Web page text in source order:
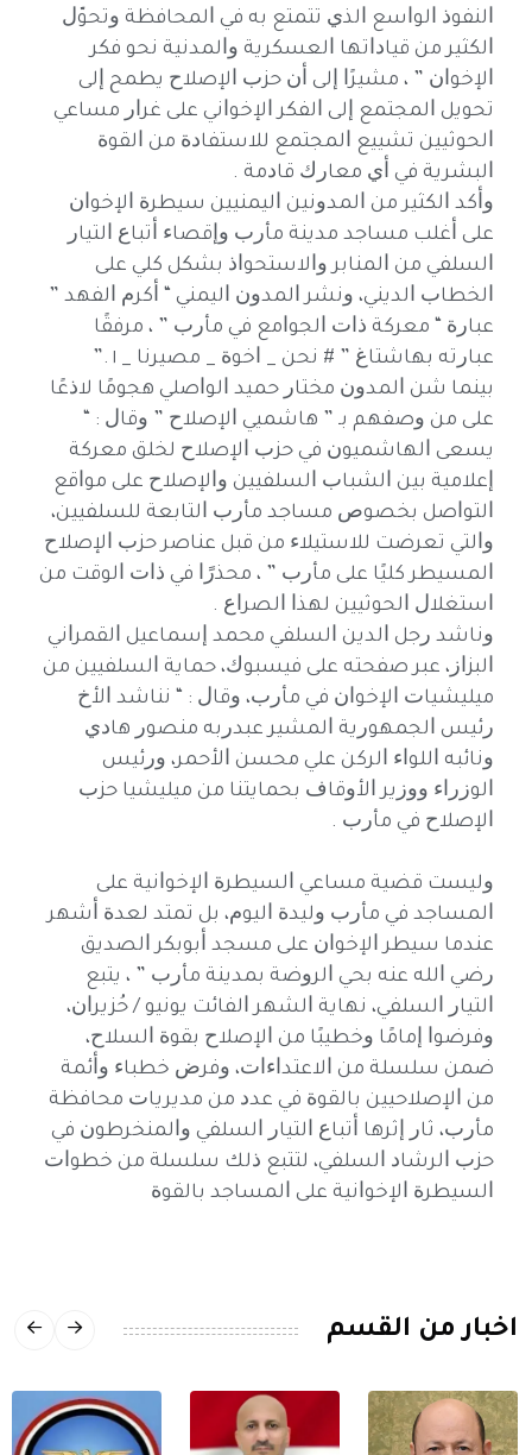
ﺍﻟﻨﻔﻮﺫ ﺍﻟﻮﺍﺳﻊ ﺍﻟﺬﻱ ﺗﺘﻤﺘﻊ ﺑﻪ ﻓﻲ ﺍﻟﻤﺤﺎﻓﻈﺔ ﻭﺗﺤﻮّﻝ
ﺍﻟﻜﺜﻴﺮ ﻣﻦ ﻗﻴﺎﺩﺍﺗﻬﺎ ﺍﻟﻌﺴﻜﺮﻳﺔ ﻭﺍﻟﻤﺪﻧﻴﺔ ﻧﺤﻮ ﻓﻜﺮ
ﺍﻹﺧﻮﺍﻥ ” ، ﻣﺸﻴﺮًﺍ ﺇﻟﻰ ﺃﻥ ﺣﺰﺏ ﺍﻹﺻﻼﺡ ﻳﻄﻤﺢ ﺇﻟﻰ
ﺗﺤﻮﻳﻞ ﺍﻟﻤﺠﺘﻤﻊ ﺇﻟﻰ ﺍﻟﻔﻜﺮ ﺍﻹﺧﻮﺍﻧﻲ ﻋﻠﻰ ﻏﺮﺍﺭ ﻣﺴﺎﻋﻲ
ﺍﻟﺤﻮﺛﻴﻴﻦ ﺗﺸﻴﻴﻊ ﺍﻟﻤﺠﺘﻤﻊ ﻟﻼﺳﺘﻔﺎﺩﺓ ﻣﻦ ﺍﻟﻘﻮﺓ
ﺍﻟﺒﺸﺮﻳﺔ ﻓﻲ ﺃﻱ ﻣﻌﺎﺭﻙ ﻗﺎﺩﻣﺔ .
ﻭﺃﻛﺪ ﺍﻟﻜﺜﻴﺮ ﻣﻦ ﺍﻟﻤﺪﻭﻧﻴﻦ ﺍﻟﻴﻤﻨﻴﻴﻦ ﺳﻴﻄﺮﺓ ﺍﻹﺧﻮﺍﻥ
ﻋﻠﻰ ﺃﻏﻠﺐ ﻣﺴﺎﺟﺪ ﻣﺪﻳﻨﺔ ﻣﺄﺭﺏ ﻭﺇﻗﺼﺎﺀ ﺃﺗﺒﺎﻉ ﺍﻟﺘﻴﺎﺭ
ﺍﻟﺴﻠﻔﻲ ﻣﻦ ﺍﻟﻤﻨﺎﺑﺮ ﻭﺍﻻﺳﺘﺤﻮﺍﺫ ﺑﺸﻜﻞ ﻛﻠﻲ ﻋﻠﻰ
ﺍﻟﺨﻄﺎﺏ ﺍﻟﺪﻳﻨﻲ، ﻭﻧﺸﺮ ﺍﻟﻤﺪﻭﻥ ﺍﻟﻴﻤﻨﻲ “ ﺃﻛﺮﻡ ﺍﻟﻔﻬﺪ ”
ﻋﺒﺎﺭﺓ “ ﻣﻌﺮﻛﺔ ﺫﺍﺕ ﺍﻟﺠﻮﺍﻣﻊ ﻓﻲ ﻣﺄﺭﺏ ” ، ﻣﺮﻓﻘًﺎ
ﻋﺒﺎﺭﺗﻪ ﺑﻬﺎﺷﺘﺎﻍ ” # ﻧﺤﻦ _ ﺍﺧﻮﺓ _ ﻣﺼﻴﺮﻧﺎ _ ١ .”
ﺑﻴﻨﻤﺎ ﺷﻦ ﺍﻟﻤﺪﻭﻥ ﻣﺨﺘﺎﺭ ﺣﻤﻴﺪ ﺍﻟﻮﺍﺻﻠﻲ ﻫﺠﻮﻣًﺎ ﻻﺫﻋًﺎ
ﻋﻠﻰ ﻣﻦ ﻭﺻﻔﻬﻢ ﺑـ ” ﻫﺎﺷﻤﻴﻲ ﺍﻹﺻﻼﺡ ” ﻭﻗﺎﻝ : “
ﻳﺴﻌﻰ ﺍﻟﻬﺎﺷﻤﻴﻮﻥ ﻓﻲ ﺣﺰﺏ ﺍﻹﺻﻼﺡ ﻟﺨﻠﻖ ﻣﻌﺮﻛﺔ
ﺇﻋﻼﻣﻴﺔ ﺑﻴﻦ ﺍﻟﺸﺒﺎﺏ ﺍﻟﺴﻠﻔﻴﻴﻦ ﻭﺍﻹﺻﻼﺡ ﻋﻠﻰ ﻣﻮﺍﻗﻊ
ﺍﻟﺘﻮﺍﺻﻞ ﺑﺨﺼﻮﺹ ﻣﺴﺎﺟﺪ ﻣﺄﺭﺏ ﺍﻟﺘﺎﺑﻌﺔ ﻟﻠﺴﻠﻔﻴﻴﻦ،
ﻭﺍﻟﺘﻲ ﺗﻌﺮﺿﺖ ﻟﻼﺳﺘﻴﻼﺀ ﻣﻦ ﻗﺒﻞ ﻋﻨﺎﺻﺮ ﺣﺰﺏ ﺍﻹﺻﻼﺡ
ﺍﻟﻤﺴﻴﻄﺮ ﻛﻠﻴًﺎ ﻋﻠﻰ ﻣﺄﺭﺏ ” ، ﻣﺤﺬﺭًﺍ ﻓﻲ ﺫﺍﺕ ﺍﻟﻮﻗﺖ ﻣﻦ
ﺍﺳﺘﻐﻼﻝ ﺍﻟﺤﻮﺛﻴﻴﻦ ﻟﻬﺬﺍ ﺍﻟﺼﺮﺍﻉ .
ﻭﻧﺎﺷﺪ ﺭﺟﻞ ﺍﻟﺪﻳﻦ ﺍﻟﺴﻠﻔﻲ ﻣﺤﻤﺪ ﺇﺳﻤﺎﻋﻴﻞ ﺍﻟﻘﻤﺮﺍﻧﻲ
ﺍﻟﺒﺰﺍﺯ، ﻋﺒﺮ ﺻﻔﺤﺘﻪ ﻋﻠﻰ ﻓﻴﺴﺒﻮﻙ، ﺣﻤﺎﻳﺔ ﺍﻟﺴﻠﻔﻴﻴﻦ ﻣﻦ
ﻣﻴﻠﻴﺸﻴﺎﺕ ﺍﻹﺧﻮﺍﻥ ﻓﻲ ﻣﺄﺭﺏ، ﻭﻗﺎﻝ : “ ﻧﻨﺎﺷﺪ ﺍﻷﺥ
ﺭﺋﻴﺲ ﺍﻟﺠﻤﻬﻮﺭﻳﺔ ﺍﻟﻤﺸﻴﺮ ﻋﺒﺪﺭﺑﻪ ﻣﻨﺼﻮﺭ ﻫﺎﺩﻱ
ﻭﻧﺎﺋﺒﻪ ﺍﻟﻠﻮﺍﺀ ﺍﻟﺮﻛﻦ ﻋﻠﻲ ﻣﺤﺴﻦ ﺍﻷﺣﻤﺮ، ﻭﺭﺋﻴﺲ
ﺍﻟﻮﺯﺭﺍﺀ ﻭﻭﺯﻳﺮ ﺍﻷﻭﻗﺎﻑ ﺑﺤﻤﺎﻳﺘﻨﺎ ﻣﻦ ﻣﻴﻠﻴﺸﻴﺎ ﺣﺰﺏ
ﺍﻹﺻﻼﺡ ﻓﻲ ﻣﺄﺭﺏ .
ﻭﻟﻴﺴﺖ ﻗﻀﻴﺔ ﻣﺴﺎﻋﻲ ﺍﻟﺴﻴﻄﺮﺓ ﺍﻹﺧﻮﺍﻧﻴﺔ ﻋﻠﻰ
ﺍﻟﻤﺴﺎﺟﺪ ﻓﻲ ﻣﺄﺭﺏ ﻭﻟﻴﺪﺓ ﺍﻟﻴﻮﻡ، ﺑﻞ ﺗﻤﺘﺪ ﻟﻌﺪﺓ ﺃﺷﻬﺮ
ﻋﻨﺪﻣﺎ ﺳﻴﻄﺮ ﺍﻹﺧﻮﺍﻥ ﻋﻠﻰ ﻣﺴﺠﺪ ﺃﺑﻮﺑﻜﺮ ﺍﻟﺼﺪﻳﻖ
ﺭﺿﻲ ﺍﻟﻠﻪ ﻋﻨﻪ ﺑﺤﻲ ﺍﻟﺮﻭﺿﺔ ﺑﻤﺪﻳﻨﺔ ﻣﺄﺭﺏ ” ، ﻳﺘﺒﻊ
ﺍﻟﺘﻴﺎﺭ ﺍﻟﺴﻠﻔﻲ، ﻧﻬﺎﻳﺔ ﺍﻟﺸﻬﺮ ﺍﻟﻔﺎﺋﺖ ﻳﻮﻧﻴﻮ / ﺣُﺰﻳﺮﺍﻥ،
ﻭﻓﺮﺿﻮﺍ ﺇﻣﺎﻣًﺎ ﻭﺧﻄﻴﺒًﺎ ﻣﻦ ﺍﻹﺻﻼﺡ ﺑﻘﻮﺓ ﺍﻟﺴﻼﺡ،
ﺿﻤﻦ ﺳﻠﺴﻠﺔ ﻣﻦ ﺍﻻﻋﺘﺪﺍﺀﺍﺕ، ﻭﻓﺮﺽ ﺧﻄﺒﺎﺀ ﻭﺃﺋﻤﺔ
ﻣﻦ ﺍﻹﺻﻼﺣﻴﻴﻦ ﺑﺎﻟﻘﻮﺓ ﻓﻲ ﻋﺪﺩ ﻣﻦ ﻣﺪﻳﺮﻳﺎﺕ ﻣﺤﺎﻓﻈﺔ
ﻣﺄﺭﺏ، ﺛﺎﺭ ﺇﺛﺮﻫﺎ ﺃﺗﺒﺎﻉ ﺍﻟﺘﻴﺎﺭ ﺍﻟﺴﻠﻔﻲ ﻭﺍﻟﻤﻨﺨﺮﻃﻮﻥ ﻓﻲ
ﺣﺰﺏ ﺍﻟﺮﺷﺎﺩ ﺍﻟﺴﻠﻔﻲ، ﻟﺘﺘﺒﻊ ﺫﻟﻚ ﺳﻠﺴﻠﺔ ﻣﻦ ﺧﻄﻮﺍﺕ
ﺍﻟﺴﻴﻄﺮﺓ ﺍﻹﺧﻮﺍﻧﻴﺔ ﻋﻠﻰ ﺍﻟﻤﺴﺎﺟﺪ ﺑﺎﻟﻘﻮﺓ
اخبار من القسم